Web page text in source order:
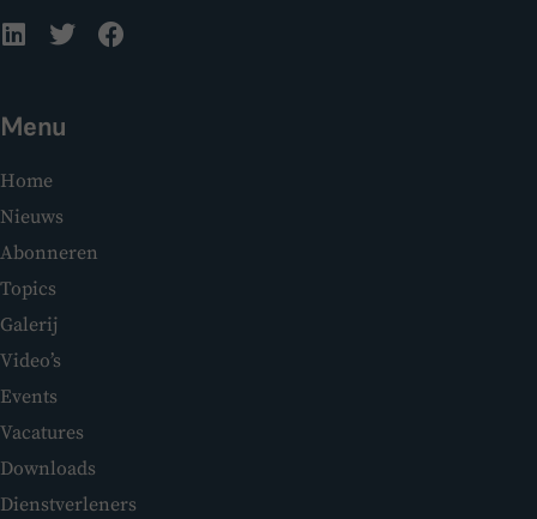
Menu
Home
Nieuws
Abonneren
Topics
Galerij
Video’s
Events
Vacatures
Downloads
Dienstverleners